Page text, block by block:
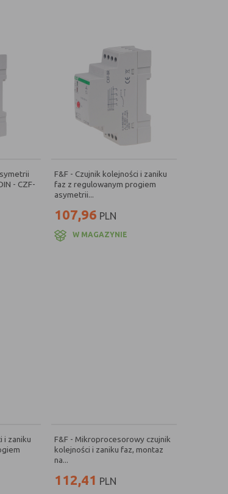
- CZF-
F&F - Czujnik kolejności i zaniku
faz z regulowanym progiem
asymetrii...
107,96 PLN
W MAGAZYNIE
i zaniku
F&F - Mikroprocesorowy czujnik
kolejności i zaniku faz, montaz
na...
112,41 PLN